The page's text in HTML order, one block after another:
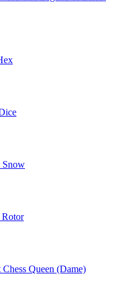
Snow
Rotor
Chess Queen (Dame)